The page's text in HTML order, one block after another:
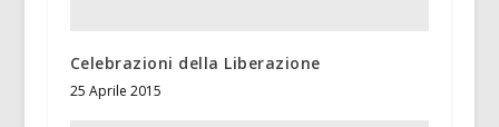
Celebrazioni della Liberazione
25 Aprile 2015